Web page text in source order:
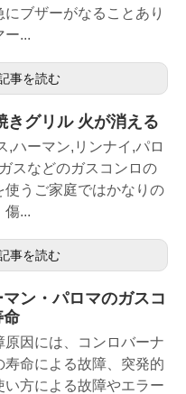
ブザーがなることあり
ー...
事を読む
きグリル 火が消える
,ハーマン,リンナイ,パロ
スなどのガスコンロの
使うご家庭ではかなりの
傷...
事を読む
ン・パロマのガスコ
命
原因には、コンロバーナ
寿命による故障、突発的
い方による故障やエラー